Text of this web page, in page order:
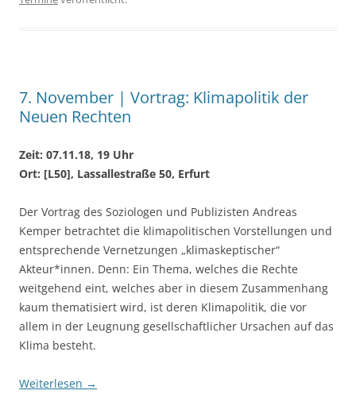
7. November | Vortrag: Klimapolitik der
Neuen Rechten
Zeit: 07.11.18, 19 Uhr
Ort: [L50], Lassallestraße 50, Erfurt
Der Vortrag des Soziologen und Publizisten Andreas
Kemper betrachtet die klimapolitischen Vorstellungen und
entsprechende Vernetzungen „klimaskeptischer“
Akteur*innen. Denn: Ein Thema, welches die Rechte
weitgehend eint, welches aber in diesem Zusammenhang
kaum thematisiert wird, ist deren Klimapolitik, die vor
allem in der Leugnung gesellschaftlicher Ursachen auf das
Klima besteht.
Weiterlesen →